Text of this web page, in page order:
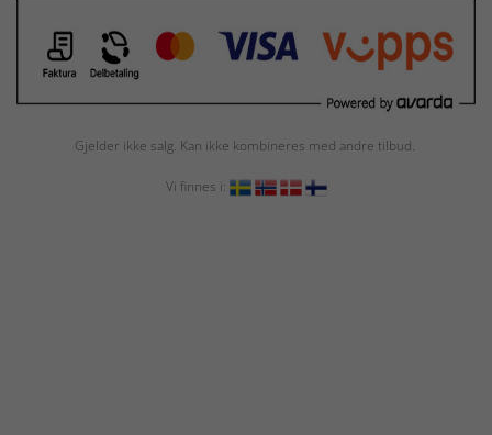
Gjelder ikke salg. Kan ikke kombineres med andre tilbud.
Vi finnes i: